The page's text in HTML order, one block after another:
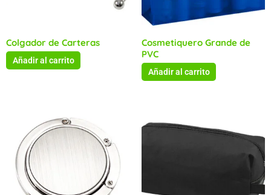
Colgador de Carteras
Añadir al carrito
Cosmetiquero Grande de
PVC
Añadir al carrito